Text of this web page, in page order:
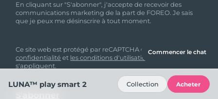
En cliquant sur "S'abonner", j'accepte de recevoir des
communications marketing de la part de FOREO. Je sais
que je peux me désinscrire à tout moment.
Ce site web est protégé par reCAPTCHA etla politique de
confidentialité et les conditions d'utilisation
s'appliquent.
Commencer le chat
LUNA™ play smart 2 Collection Acheter